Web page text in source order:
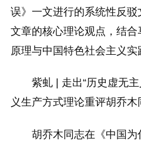
误》一文进行的系统性反
文章的核心理论观点，结
原理与中国特色社会主义实
紫虬 | 走出“历史虚无
义生产方式理论重评胡乔木
胡乔木同志在《中国为